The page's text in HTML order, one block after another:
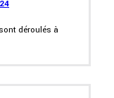
déroulés à